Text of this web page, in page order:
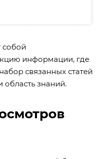
собой
информации, где
связанных статей
знаний.